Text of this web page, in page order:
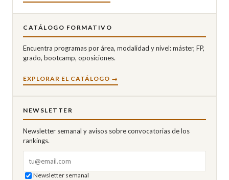
CATÁLOGO FORMATIVO
Encuentra programas por área, modalidad y nivel: máster, FP,
grado, bootcamp, oposiciones.
EXPLORAR EL CATÁLOGO →
NEWSLETTER
Newsletter semanal y avisos sobre convocatorias de los
rankings.
Newsletter semanal